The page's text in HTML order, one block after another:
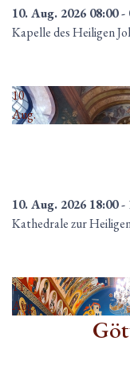
10. Aug. 2026 08:00-
Kapelle des Heiligen
10
Aug.
10. Aug. 2026 18:00-
Kathedrale zur
11
Aug.